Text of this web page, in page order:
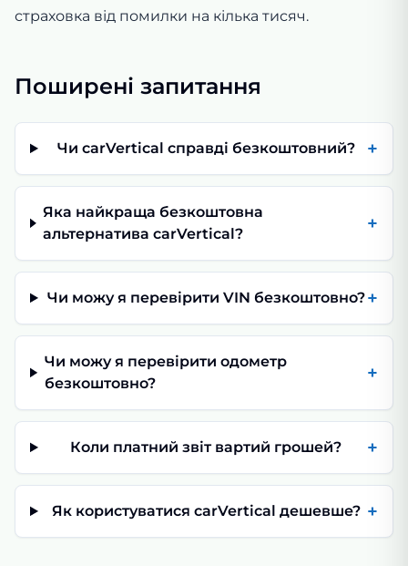
страховка від помилки на кілька тисяч.
Поширені запитання
Чи carVertical справді безкоштовний? +
Яка найкраща безкоштовна
альтернатива carVertical?
+
Чи можу я перевірити VIN безкоштовно?+
Чи можу я перевірити одометр
безкоштовно?
+
Коли платний звіт вартий грошей? +
Як користуватися carVertical дешевше? +